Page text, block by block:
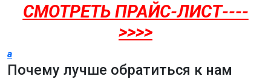
СМОТРЕТЬ ПРАЙС-ЛИСТ----
>>>>
a
Почему лучше обратиться к нам